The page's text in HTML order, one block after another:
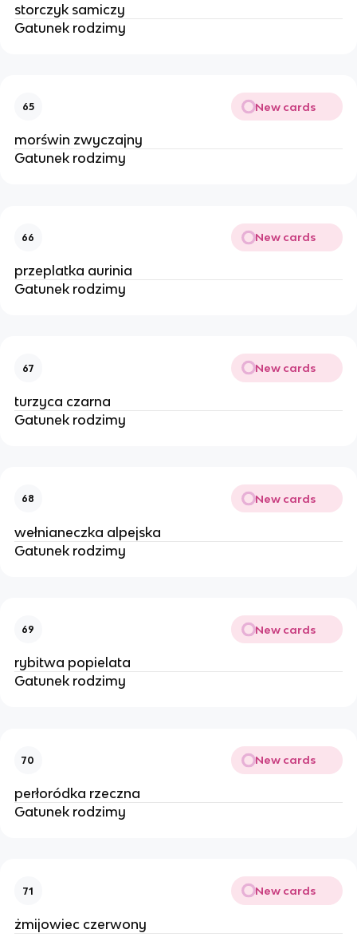
storczyk samiczy
Gatunek rodzimy
65 New cards
morświn zwyczajny
Gatunek rodzimy
66 New cards
przeplatka aurinia
Gatunek rodzimy
67 New cards
turzyca czarna
Gatunek rodzimy
68 New cards
wełnianeczka alpejska
Gatunek rodzimy
69 New cards
rybitwa popielata
Gatunek rodzimy
70 New cards
perłoródka rzeczna
Gatunek rodzimy
71 New cards
żmijowiec czerwony